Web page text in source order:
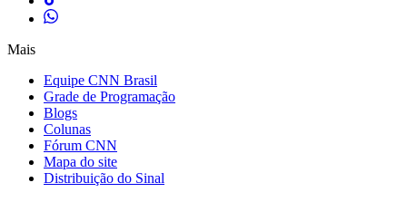
Mais
Equipe CNN Brasil
Grade de Programação
Blogs
Colunas
Fórum CNN
Mapa do site
Distribuição do Sinal